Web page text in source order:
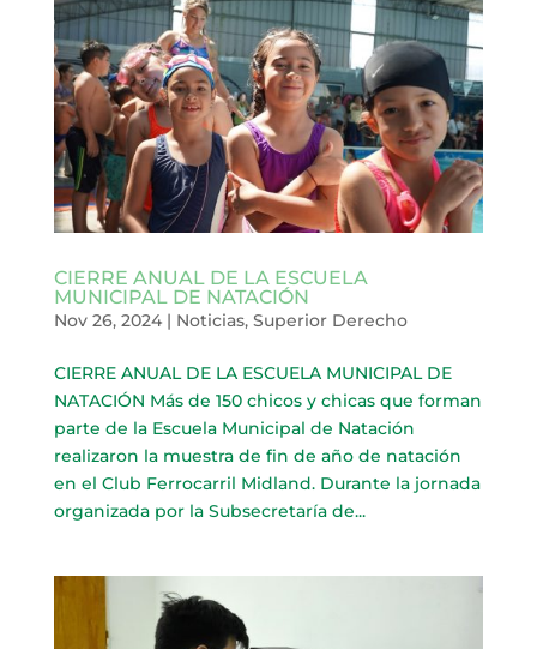
CIERRE ANUAL DE LA ESCUELA
MUNICIPAL DE NATACIÓN
Nov 26, 2024| Noticias, Superior Derecho
CIERRE ANUAL DE LA ESCUELA MUNICIPAL DE
NATACIÓN Más de 150 chicos y chicas que forman
parte de la Escuela Municipal de Natación
realizaron la muestra de fin de año de natación
en el Club Ferrocarril Midland. Durante la jornada
organizada por la Subsecretaría de...